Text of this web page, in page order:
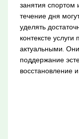
занятия спортом
течение дня
уделять
контексте
актуальными.
поддержание
восстановление